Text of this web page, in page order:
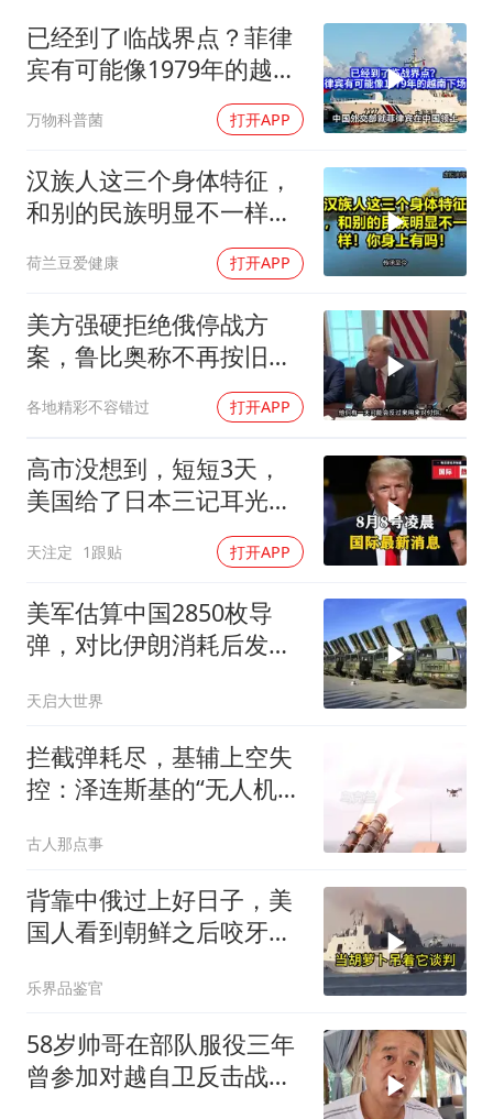
加沙约14万栋建筑被完全摧毁
从科技创新看开局起步的时与势
已经到了临战界点？菲律
宾有可能像1979年的越南
万物科普菌 打开APP
汉族人这三个身体特征，
和别的民族明显不一样！
荷兰豆爱健康 打开APP
美方强硬拒绝俄停战方
案，鲁比奥称不再按旧路
各地精彩不容错过 打开APP
高市没想到，短短3天，
美国给了日本三记耳光，
天注定 1跟贴 打开APP
美军估算中国2850枚导
弹，对比伊朗消耗后发现
天启大世界
拦截弹耗尽，基辅上空失
控：泽连斯基的“无人机神
古人那点事
背靠中俄过上好日子，美
国人看到朝鲜之后咬牙切
乐界品鉴官
58岁帅哥在部队服役三年
曾参加对越自卫反击战讲